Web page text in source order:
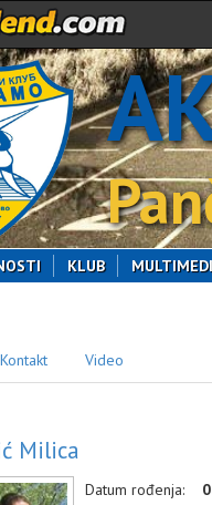
KLUB
Kontakt Video
Milica
Datum rođenja: